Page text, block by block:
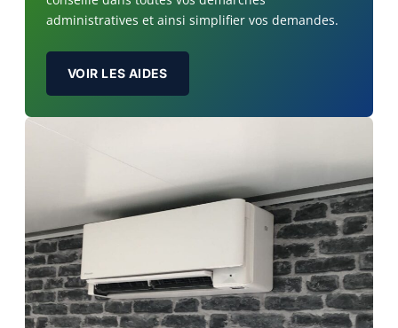
administratives et ainsi simplifier vos demandes.
VOIR LES AIDES